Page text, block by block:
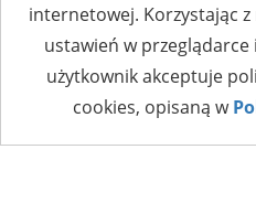
internetowej. Korzystając
ustawień w
użytkownik akceptuje
cookies, opisaną w